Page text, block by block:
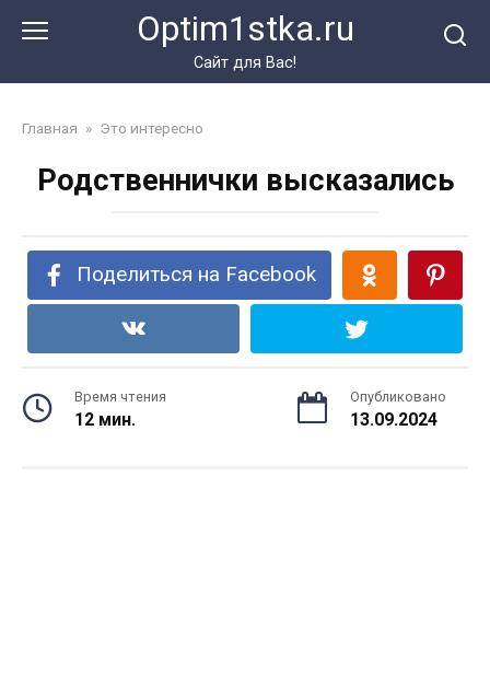
Optim1stka.ru
Сайт для Вас!
Главная » Это интересно
Родственнички высказались
Поделиться на Facebook
Время чтения
12 мин.
Опубликовано
13.09.2024